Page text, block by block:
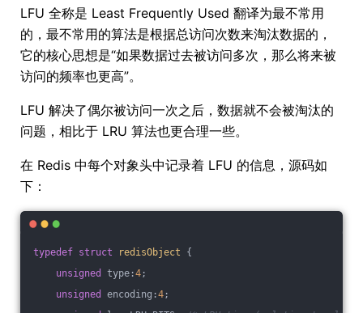
LFU 全称是 Least Frequently Used 翻译为最不常用
的，最不常用的算法是根据总访问次数来淘汰数据的，
它的核心思想是“如果数据过去被访问多次，那么将来被
访问的频率也更高”。
LFU 解决了偶尔被访问一次之后，数据就不会被淘汰的
问题，相比于 LRU 算法也更合理一些。
在 Redis 中每个对象头中记录着 LFU 的信息，源码如
下：
typedef struct redisObject {
unsigned
type:4;
unsigned
encoding:4;